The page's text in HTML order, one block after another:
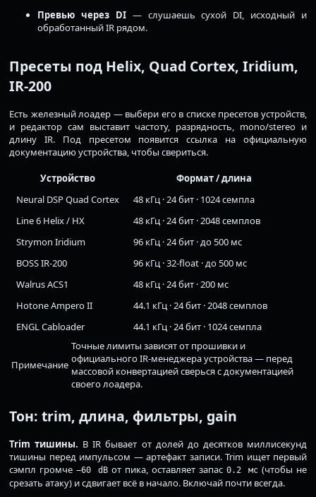
Превью через DI— слушаешь сухой DI, исходный и
обработанный IR рядом.
Пресеты под Helix, Quad Cortex, Iridium,
IR-200
Есть железный лоадер — выбери его в списке пресетов устройств,
и редактор сам выставит частоту, разрядность, mono/stereo и
длину IR. Под пресетом появится ссылка на официальную
документацию устройства, чтобы свериться.
Устройство
Формат / длина
Neural DSP Quad Cortex
48 кГц · 24 бит · 1024 семпла
Line 6 Helix / HX
48 кГц · 24 бит · 2048 семплов
Strymon Iridium
96 кГц · 24 бит · до 500 мс
BOSS IR-200
96 кГц · 32-float · до 500 мс
Walrus ACS1
48 кГц · 24 бит · 200 мс
Hotone Ampero II
44.1 кГц · 24 бит · 2048 семплов
ENGL Cabloader
44.1 кГц · 24 бит · 1024 семпла
Примечание
Точные лимиты зависят от прошивки и
официального IR-менеджера устройства — перед
массовой конвертацией сверься с документацией
своего лоадера.
Тон: trim, длина, фильтры, gain
Trim тишины. В IR бывает от долей до десятков миллисекунд
тишины перед импульсом — артефакт записи. Trim ищет первый
сэмпл громче−60 dBот пика, оставляет запас0.2 мс(чтобы не
срезать атаку) и сдвигает всё в начало. Включай почти всегда.